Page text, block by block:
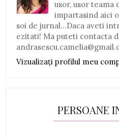
usor, usor teama
impartasind aici
soi de jurnal...Daca aveti
ezitati! Ma puteti contacta
Vizualizați profilul meu
PERSOANE